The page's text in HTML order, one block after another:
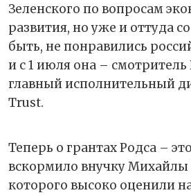
Зеленского по вопросам
развития, но уже и оттуда
быть, не понравились
и с 1 июля она – смотритель
главный исполнительный
Trust.
Теперь о грантах Родса –
вскормило внучку Михайлы
которого высоко оценили